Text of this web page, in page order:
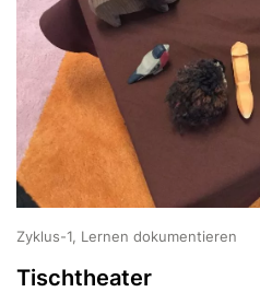
Zyklus-1, Lernen dokumentieren
Tischtheater